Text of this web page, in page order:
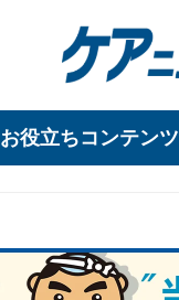
お役立ちコンテンツ